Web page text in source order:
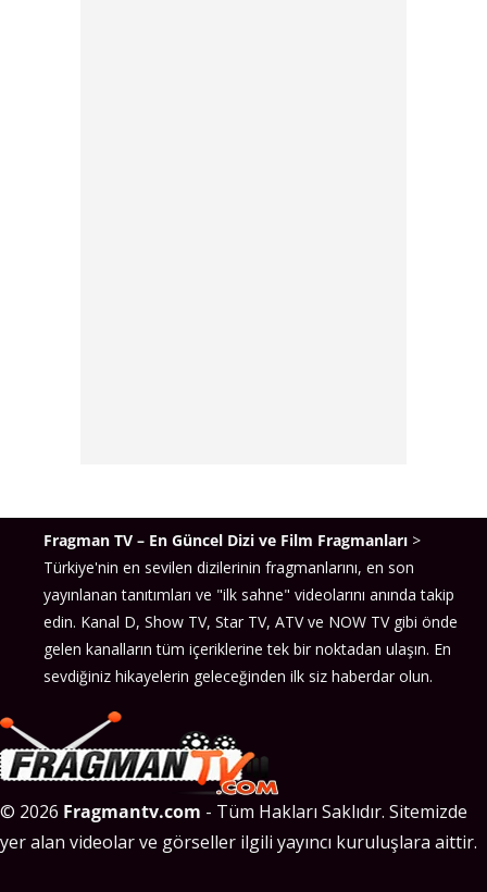
Fragman TV – En Güncel Dizi ve Film Fragmanları >
Türkiye'nin en sevilen dizilerinin fragmanlarını, en son
yayınlanan tanıtımları ve "ilk sahne" videolarını anında takip
edin. Kanal D, Show TV, Star TV, ATV ve NOW TV gibi önde
gelen kanalların tüm içeriklerine tek bir noktadan ulaşın. En
sevdiğiniz hikayelerin geleceğinden ilk siz haberdar olun.
© 2026 Fragmantv.com - Tüm Hakları Saklıdır. Sitemizde
yer alan videolar ve görseller ilgili yayıncı kuruluşlara aittir.